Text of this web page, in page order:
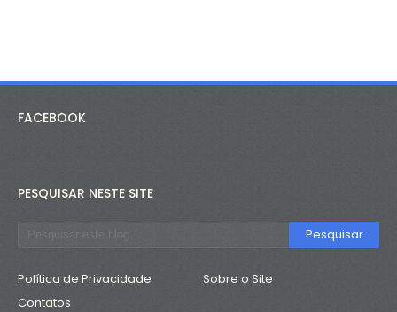
FACEBOOK
PESQUISAR NESTE SITE
Política de Privacidade
Sobre o Site
Contatos